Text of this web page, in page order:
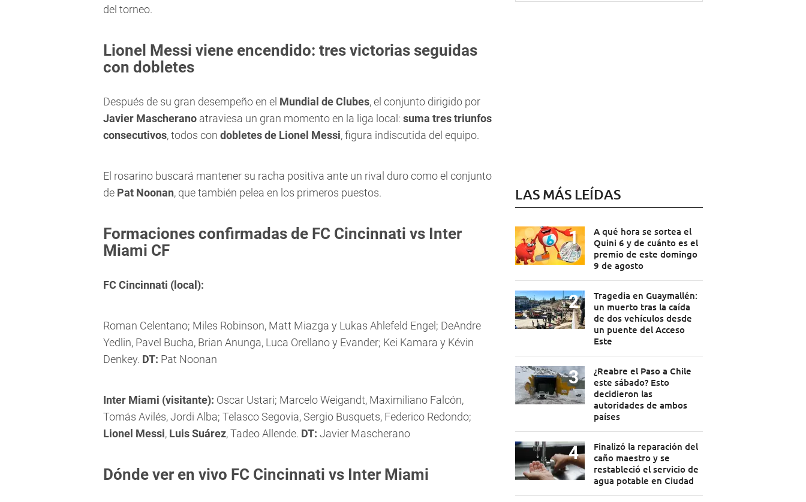
del torneo.
Lionel Messi viene encendido: tres victorias seguidas
con dobletes
Después de su gran desempeño en el Mundial de Clubes, el conjunto dirigido por
Javier Mascherano atraviesa un gran momento en la liga local: suma tres triunfos
consecutivos, todos con dobletes de Lionel Messi, figura indiscutida del equipo.
El rosarino buscará mantener su racha positiva ante un rival duro como el conjunto
de Pat Noonan, que también pelea en los primeros puestos.
Formaciones confirmadas de FC Cincinnati vs Inter
Miami CF
FC Cincinnati (local):
Roman Celentano; Miles Robinson, Matt Miazga y Lukas Ahlefeld Engel; DeAndre
Yedlin, Pavel Bucha, Brian Anunga, Luca Orellano y Evander; Kei Kamara y Kévin
Denkey. DT: Pat Noonan
Inter Miami (visitante): Oscar Ustari; Marcelo Weigandt, Maximiliano Falcón,
Tomás Avilés, Jordi Alba; Telasco Segovia, Sergio Busquets, Federico Redondo;
Lionel Messi, Luis Suárez, Tadeo Allende. DT: Javier Mascherano
Dónde ver en vivo FC Cincinnati vs Inter Miami
LAS MÁS LEÍDAS
A qué hora se sortea el
Quini 6 y de cuánto es el
premio de este domingo
9 de agosto
Tragedia en Guaymallén:
un muerto tras la caída
de dos vehículos desde
un puente del Acceso
Este
¿Reabre el Paso a Chile
este sábado? Esto
decidieron las
autoridades de ambos
países
Finalizó la reparación del
caño maestro y se
restableció el servicio de
agua potable en Ciudad